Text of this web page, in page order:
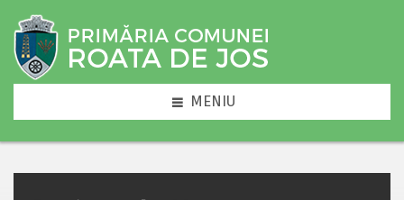
MENIU